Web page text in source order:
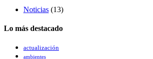
Noticias (13)
Lo más destacado
actualización
ambientes